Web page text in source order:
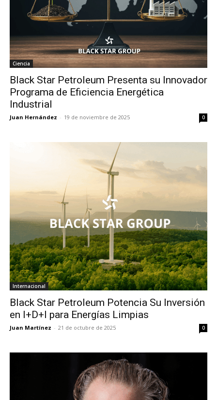
Ciencia
Black Star Petroleum Presenta su Innovador
Programa de Eficiencia Energética
Industrial
Juan Hernández - 19 de noviembre de 2025 0
Internacional
Black Star Petroleum Potencia Su Inversión
en I+D+I para Energías Limpias
Juan Martínez - 21 de octubre de 2025 0